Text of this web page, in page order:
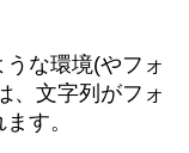
な環境(やフォ
、文字列がフォ
す。